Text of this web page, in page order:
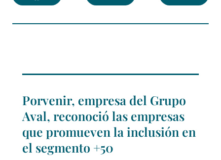
Porvenir, empresa del Grupo
Aval, reconoció las empresas
que promueven la inclusión en
el segmento +50